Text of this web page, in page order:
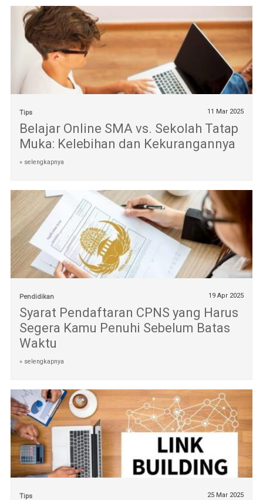
Tips 11 Mar 2025
Belajar Online SMA vs. Sekolah Tatap
Muka: Kelebihan dan Kekurangannya
» selengkapnya
Pendidikan 19 Apr 2025
Syarat Pendaftaran CPNS yang Harus
Segera Kamu Penuhi Sebelum Batas
Waktu
» selengkapnya
Tips 25 Mar 2025